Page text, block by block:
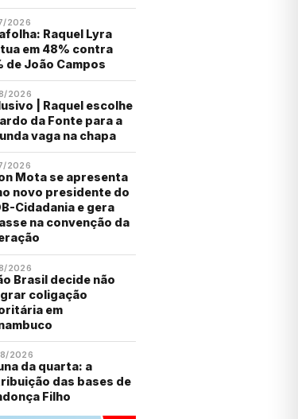
2026
Raquel Lyra
em 48% contra
de João Campos
2026
| Raquel escolhe
da Fonte para a
vaga na chapa
2026
Mota se apresenta
novo presidente do
Cidadania e gera
na convenção da
2026
Brasil decide não
coligação
em
2026
da quarta: a
das bases de
Filho